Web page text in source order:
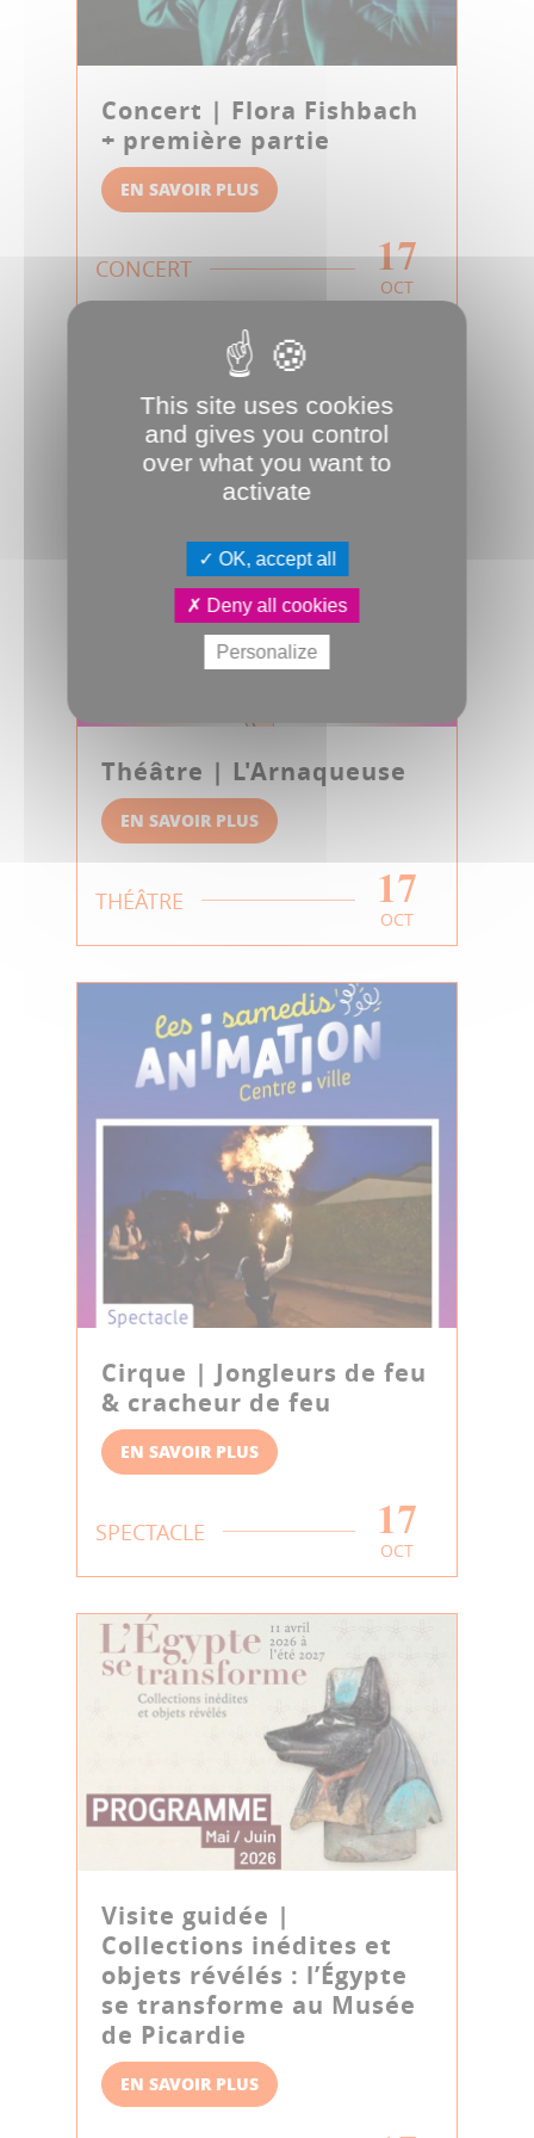
Concert | Flora Fishbach
+ première partie
EN SAVOIR PLUS
CONCERT 17
OCT
Théâtre | L'Arnaqueuse
EN SAVOIR PLUS
THÉÂTRE 17
OCT
Cirque | Jongleurs de feu
& cracheur de feu
EN SAVOIR PLUS
SPECTACLE 17
OCT
Visite guidée |
Collections inédites et
objets révélés : l’Égypte
se transforme au Musée
de Picardie
EN SAVOIR PLUS
This site uses cookies
and gives you control
over what you want to
activate
OK, accept all
Deny all cookies
Personalize